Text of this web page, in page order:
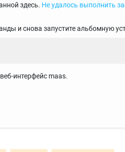
здесь. Не удалось выполнить
и снова запустите альбомную
интерфейс maas.